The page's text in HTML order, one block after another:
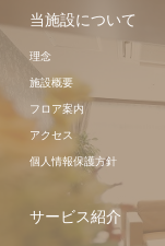
当施設について
理念
施設概要
フロア案内
アクセス
個人情報保護方針
サービス紹介